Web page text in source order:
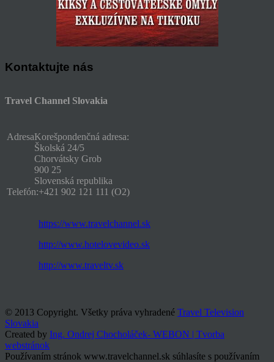
Kontaktujte nás
Travel Channel Slovakia
AdresaKorešpondenčná adresa:
Školská 24/5
Chorvátsky Grob
900 25
Slovenská republika
Telefón:+421 902 121 111 (O2)
https://www.travelchannel.sk
http://www.hotelovevideo.sk
http://www.traveltv.sk
© 2013 Copyright. Všetky práva vyhradené Travel Television
Slovakia
Created by Ing. Ondrej Chocholáček- WEBON | Tvorba
webstránok
Používaním stránok www.travelchannel.sk súhlasíte s používaním